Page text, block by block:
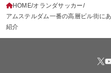
HOME オランダサッカー
アムステルダム一番の高層ビル街に
紹介